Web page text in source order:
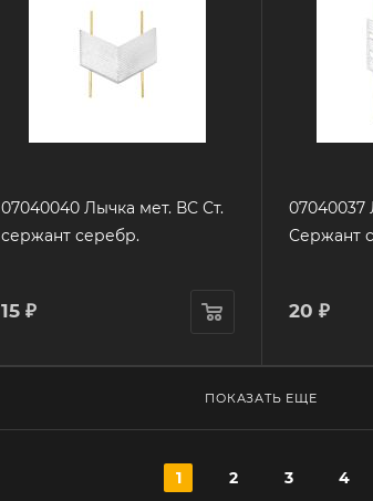
07040040 Лычка мет. ВС Ст.
сержант серебр.
15₽
07040037 Лычка мет. ВС
Сержант
20 ₽
ПОКАЗАТЬ ЕЩЕ
1 2 3 4